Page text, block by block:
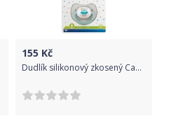
155 Kč
Dudlík silikonový zkosený Canpol 2ks - WILD HEART a CUPCAKE tyrkysový - vel.18+měs.